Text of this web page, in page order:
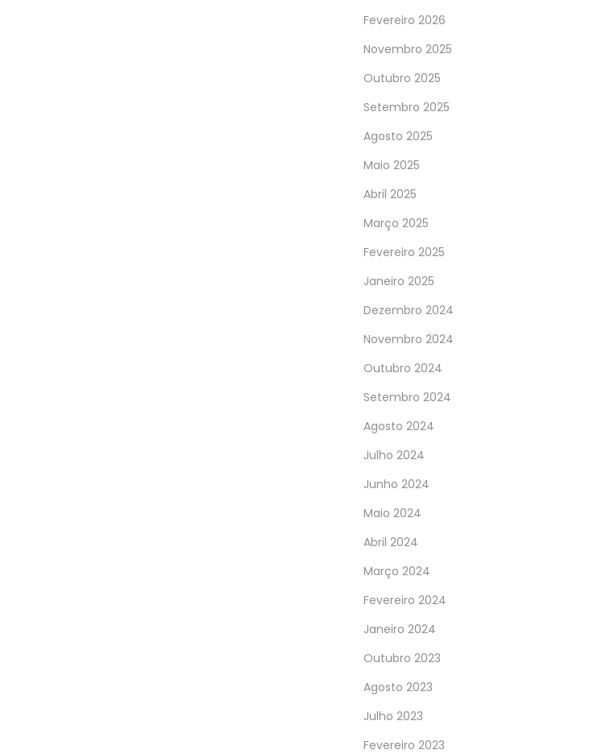
Fevereiro 2026
Novembro 2025
Outubro 2025
Setembro 2025
Agosto 2025
Maio 2025
Abril 2025
Março 2025
Fevereiro 2025
Janeiro 2025
Dezembro 2024
Novembro 2024
Outubro 2024
Setembro 2024
Agosto 2024
Julho 2024
Junho 2024
Maio 2024
Abril 2024
Março 2024
Fevereiro 2024
Janeiro 2024
Outubro 2023
Agosto 2023
Julho 2023
Fevereiro 2023